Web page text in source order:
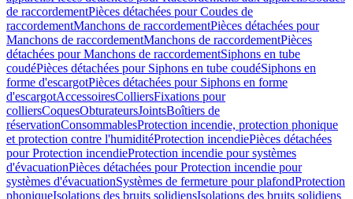
de raccordementPièces détachées pour Coudes de
raccordementManchons de raccordementPièces détachées pour
Manchons de raccordementManchons de raccordementPièces
détachées pour Manchons de raccordementSiphons en tube
coudéPièces détachées pour Siphons en tube coudéSiphons en
forme d'escargotPièces détachées pour Siphons en forme
d'escargotAccessoiresColliersFixations pour
colliersCoquesObturateursJointsBoîtiers de
réservationConsommablesProtection incendie, protection phonique
et protection contre l'humiditéProtection incendiePièces détachées
pour Protection incendieProtection incendie pour systèmes
d'évacuationPièces détachées pour Protection incendie pour
systèmes d'évacuationSystèmes de fermeture pour plafondProtection
phoniqueIsolations des bruits solidiensIsolations des bruits solidiens